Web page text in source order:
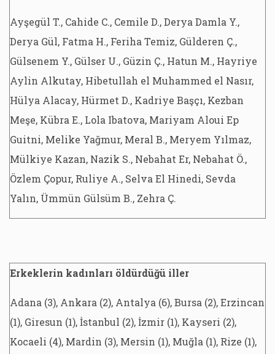
Ayşegül T., Cahide C., Cemile D., Derya Damla Y.,
Derya Gül, Fatma H., Feriha Temiz, Gülderen Ç.,
Gülsenem Y., Gülser U., Güzin Ç., Hatun M., Hayriye
Aylin Alkutay, Hibetullah el Muhammed el Nasır,
Hülya Alacay, Hürmet D., Kadriye Başçı, Kezban
Meşe, Kübra E., Lola Ibatova, Mariyam Aloui Ep
Guitni, Melike Yağmur, Meral B., Meryem Yılmaz,
Mülkiye Kazan, Nazik S., Nebahat Er, Nebahat Ö.,
Özlem Çopur, Ruliye A., Selva El Hinedi, Sevda
Yalın, Ümmün Gülsüm B., Zehra Ç.
Erkeklerin kadınları öldürdüğü iller
Adana (3), Ankara (2), Antalya (6), Bursa (2), Erzincan
(1), Giresun (1), İstanbul (2), İzmir (1), Kayseri (2),
Kocaeli (4), Mardin (3), Mersin (1), Muğla (1), Rize (1),